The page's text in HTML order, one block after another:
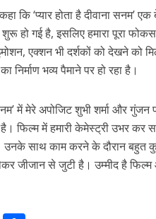
कि ‘प्‍यार होता है दीवाना सनम’
हो गई है, इसलिए हमारा पूरा
एक्‍शन भी दर्शकों को देखने को
भव्‍य पैमाने पर हो रहा है।
में मेरे अपोजिट शुभी शर्मा और
फिल्‍म में हमारी केमेस्‍ट्री उभर कर
उनके साथ काम करने के दौरान बहुत
जीजान से जुटी है। उम्‍मीद है फिल्‍म